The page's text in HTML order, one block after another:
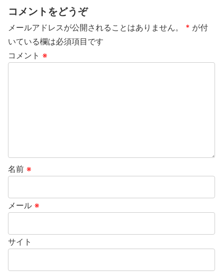
コメントをどうぞ
メールアドレスが公開されることはありません。 * が付
いている欄は必須項目です
コメント ※
名前 ※
メール ※
サイト